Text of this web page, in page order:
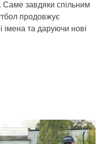
Саме завдяки спільним
продовжує
імена та даруючи нові